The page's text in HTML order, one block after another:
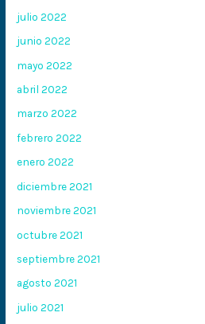
julio 2022
junio 2022
mayo 2022
abril 2022
marzo 2022
febrero 2022
enero 2022
diciembre 2021
noviembre 2021
octubre 2021
septiembre 2021
agosto 2021
julio 2021